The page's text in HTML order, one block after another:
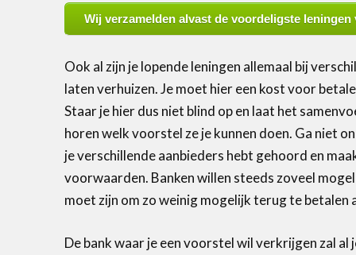
Wij verzamelden alvast de voordeligste leningen
Ook al zijn je lopende leningen allemaal bij
laten verhuizen. Je moet hier een kost voor
Staar je hier dus niet blind op en laat het
horen welk voorstel ze je kunnen doen. Ga niet
je verschillende aanbieders hebt gehoord en
voorwaarden. Banken willen steeds zoveel
moet zijn om zo weinig mogelijk terug te betalen
De bank waar je een voorstel wil verkrijgen zal al